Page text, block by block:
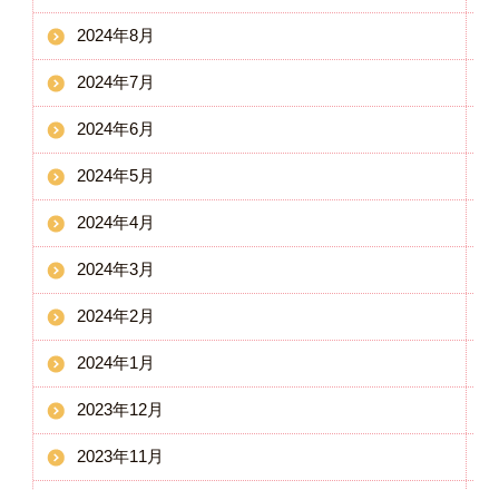
2024年8月
2024年7月
2024年6月
2024年5月
2024年4月
2024年3月
2024年2月
2024年1月
2023年12月
2023年11月